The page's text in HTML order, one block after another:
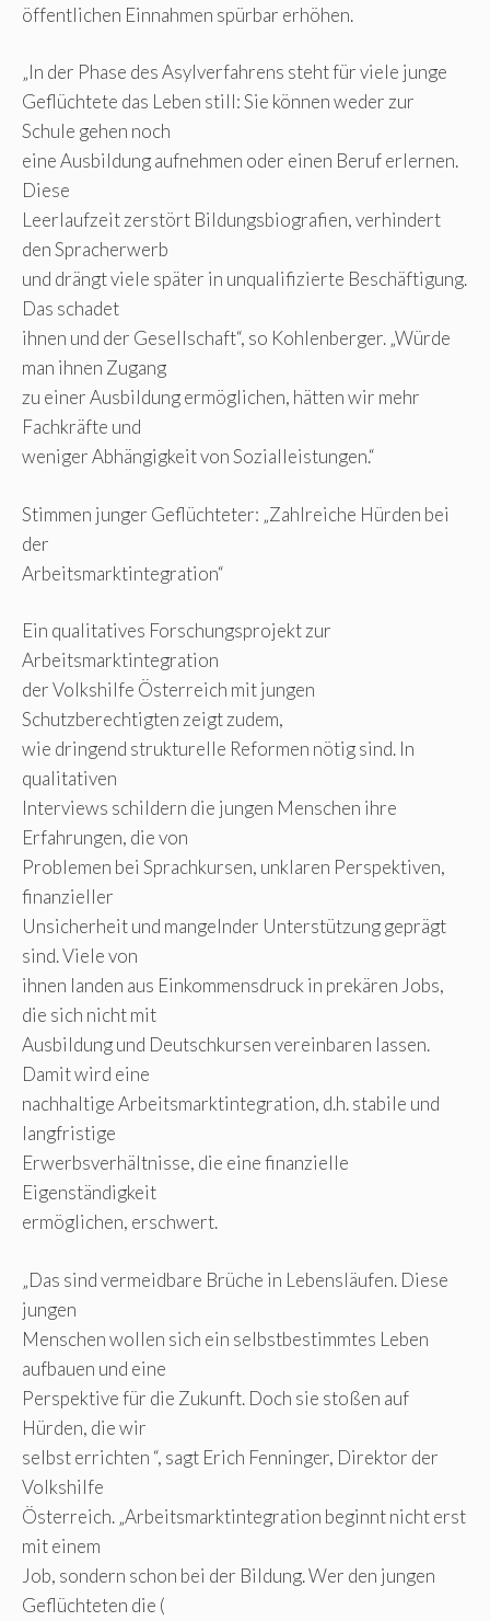
öffentlichen Einnahmen spürbar erhöhen.
„In der Phase des Asylverfahrens steht für viele junge
Geflüchtete das Leben still: Sie können weder zur
Schule gehen noch
eine Ausbildung aufnehmen oder einen Beruf erlernen.
Diese
Leerlaufzeit zerstört Bildungsbiografien, verhindert
den Spracherwerb
und drängt viele später in unqualifizierte Beschäftigung.
Das schadet
ihnen und der Gesellschaft“, so Kohlenberger. „Würde
man ihnen Zugang
zu einer Ausbildung ermöglichen, hätten wir mehr
Fachkräfte und
weniger Abhängigkeit von Sozialleistungen.“
Stimmen junger Geflüchteter: „Zahlreiche Hürden bei
der
Arbeitsmarktintegration“
Ein qualitatives Forschungsprojekt zur
Arbeitsmarktintegration
der Volkshilfe Österreich mit jungen
Schutzberechtigten zeigt zudem,
wie dringend strukturelle Reformen nötig sind. In
qualitativen
Interviews schildern die jungen Menschen ihre
Erfahrungen, die von
Problemen bei Sprachkursen, unklaren Perspektiven,
finanzieller
Unsicherheit und mangelnder Unterstützung geprägt
sind. Viele von
ihnen landen aus Einkommensdruck in prekären Jobs,
die sich nicht mit
Ausbildung und Deutschkursen vereinbaren lassen.
Damit wird eine
nachhaltige Arbeitsmarktintegration, d.h. stabile und
langfristige
Erwerbsverhältnisse, die eine finanzielle
Eigenständigkeit
ermöglichen, erschwert.
„Das sind vermeidbare Brüche in Lebensläufen. Diese
jungen
Menschen wollen sich ein selbstbestimmtes Leben
aufbauen und eine
Perspektive für die Zukunft. Doch sie stoßen auf
Hürden, die wir
selbst errichten “, sagt Erich Fenninger, Direktor der
Volkshilfe
Österreich. „Arbeitsmarktintegration beginnt nicht erst
mit einem
Job, sondern schon bei der Bildung. Wer den jungen
Geflüchteten die (